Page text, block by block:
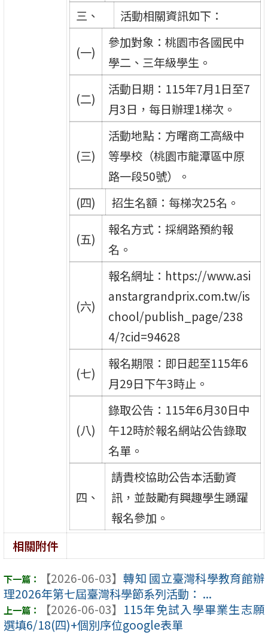
三、
活動相關資訊如下：
(一)
參加對象：桃園市各國民中
學二、三年級學生。
(二)
活動日期：115年7月1日至7
月3日，每日辦理1梯次。
(三)
活動地點：方曙商工高級中
等學校（桃園市龍潭區中原
路一段50號）。
(四)
招生名額：每梯次25名。
(五)
報名方式：採網路預約報
名。
(六)
報名網址：https://www.asi
anstargrandprix.com.tw/is
chool/publish_page/238
4/?cid=94628
(七)
報名期限：即日起至115年6
月29日下午3時止。
(八)
錄取公告：115年6月30日中
午12時於報名網站公告錄取
名單。
四、
請貴校協助公告本活動資
訊，並鼓勵有興趣學生踴躍
報名參加。
相關附件
【2026-06-03】 轉知 國立臺灣科學教育館辦
理2026年第七屆臺灣科學節系列活動： ...
【2026-06-03】 115年免試入學畢業生志願
選填6/18(四)+個別序位google表單